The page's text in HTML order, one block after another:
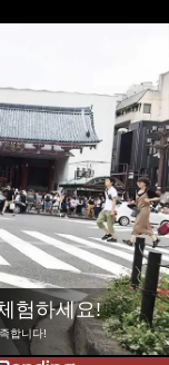
가격
자주 묻는 질문
약
아키하바라#1
도쿄 시부야
도쿄 베이
오사카
험하세요!
합니다!